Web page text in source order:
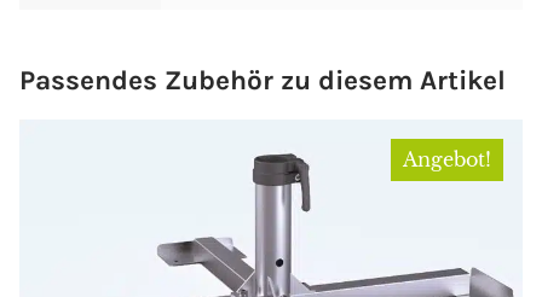
Passendes Zubehör zu diesem Artikel
Angebot!